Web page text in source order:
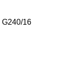
G240/16